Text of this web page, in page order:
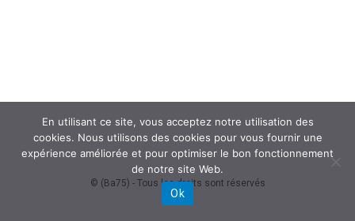
© (Ba75) - Tous les droits sont réservés
En utilisant ce site, vous acceptez notre utilisation des
cookies. Nous utilisons des cookies pour vous fournir une
expérience améliorée et pour optimiser le bon fonctionnement
de notre site Web.
Ok